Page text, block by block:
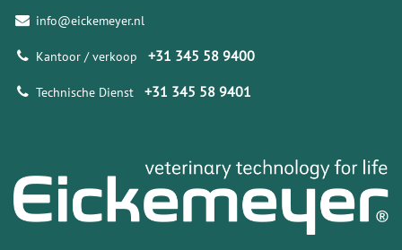
info@eickemeyer.nl
Kantoor / verkoop +31 345 58 9400
Technische Dienst +31 345 58 9401